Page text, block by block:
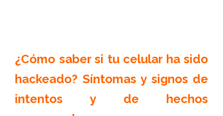
¿Cómo saber si tu celular ha sido
hackeado? Síntomas y signos de
intentos y de hechos